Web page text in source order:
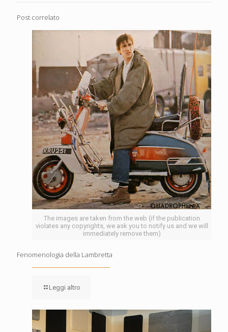
Post correlato
The images are taken from the web (if the publication
violates any copyrights, we ask you to notify us and we will
immediately remove them)
Fenomenologia della Lambretta
Leggi altro